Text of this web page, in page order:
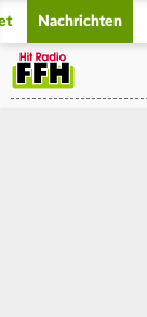
Nachrichten